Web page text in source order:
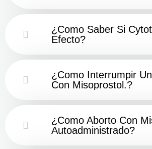
¿Como Saber Si
Efecto?
¿como Interrumpir
Con Misoprostol.?
¿Como Aborto Con
Autoadministrado?